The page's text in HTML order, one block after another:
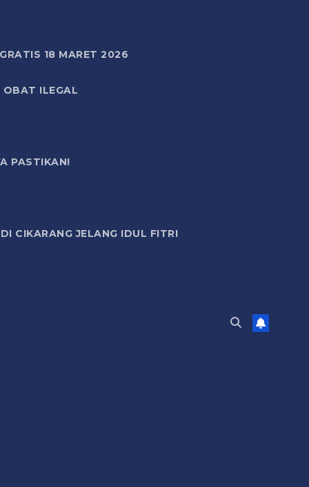
18 MARET 2026
OBAT ILEGAL
PASTIKAN!
CIKARANG JELANG IDUL FITRI